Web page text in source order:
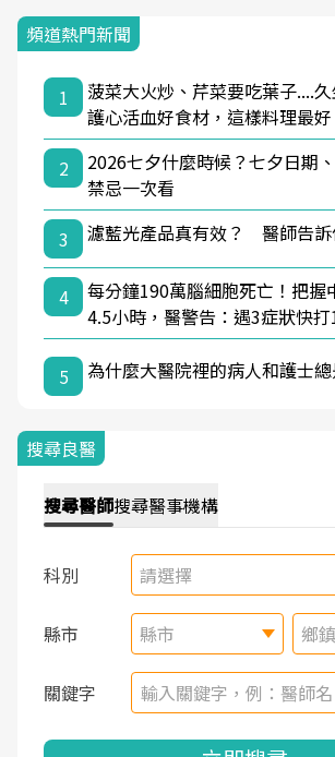
頻道熱門新聞
1
菠菜大火炒、芹菜要吃葉子....
護心活血好食材，這樣料理最好
2
2026七夕什麼時候？七夕日期
禁忌一次看
3
濾藍光產品真有效？ 醫師告
4
每分鐘190萬腦細胞死亡！把握
4.5小時，醫警告：遇3症狀快
5 為什麼大醫院裡的病人和護士
搜尋良醫
搜尋醫師搜尋醫事機構
科別 請選擇
縣市 縣市 鄉
關鍵字